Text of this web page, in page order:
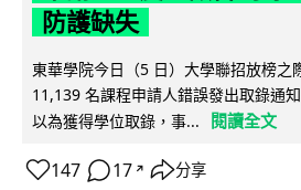
防護缺失
東華學院今日（5 日）大學聯招放榜之
11,139 名課程申請人錯誤發出取錄通
以為獲得學位取錄，事...
閱讀全文
147 17 ↗ 分享